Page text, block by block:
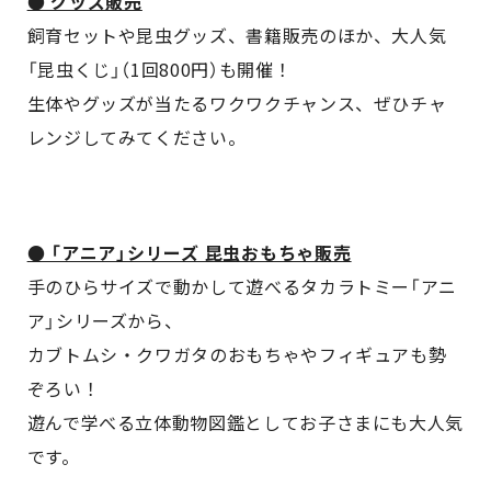
飼育セットや昆虫グッズ、書籍販売のほか、大人気
「昆虫くじ」（1回800円）も開催！
生体やグッズが当たるワクワクチャンス、ぜひチャ
レンジしてみてください。
● 「アニア」シリーズ 昆虫おもちゃ販売
手のひらサイズで動かして遊べるタカラトミー「アニ
ア」シリーズから、
カブトムシ・クワガタのおもちゃやフィギュアも勢
ぞろい！
遊んで学べる立体動物図鑑としてお子さまにも大人気
です。